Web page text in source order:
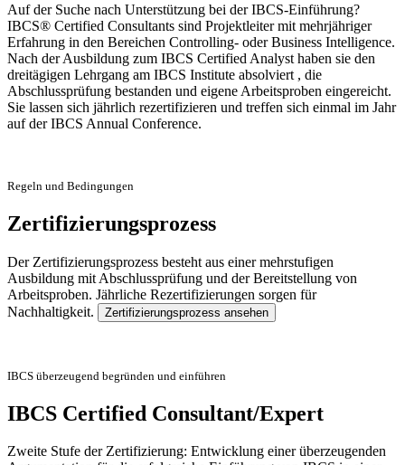
Auf der Suche nach Unterstützung bei der IBCS-Einführung?
IBCS® Certified Consultants sind Projektleiter mit mehrjähriger
Erfahrung in den Bereichen Controlling- oder Business Intelligence.
Nach der Ausbildung zum IBCS Certified Analyst haben sie den
dreitägigen Lehrgang am IBCS Institute absolviert , die
Abschlussprüfung bestanden und eigene Arbeitsproben eingereicht.
Sie lassen sich jährlich rezertifizieren und treffen sich einmal im Jahr
auf der IBCS Annual Conference.
Regeln und Bedingungen
Zertifizierungsprozess
Der Zertifizierungsprozess besteht aus einer mehrstufigen
Ausbildung mit Abschlussprüfung und der Bereitstellung von
Arbeitsproben. Jährliche Rezertifizierungen sorgen für
Nachhaltigkeit.
Zertifizierungsprozess ansehen
IBCS überzeugend begründen und einführen
IBCS Certified Consultant/Expert
Zweite Stufe der Zertifizierung: Entwicklung einer überzeugenden